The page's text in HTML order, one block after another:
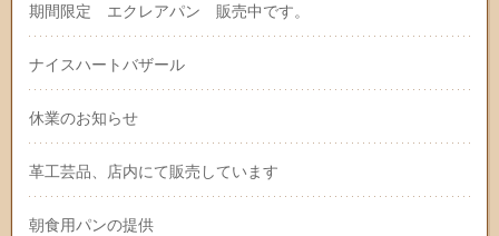
期間限定 エクレアパン 販売中です。
ナイスハートバザール
休業のお知らせ
革工芸品、店内にて販売しています
朝食用パンの提供